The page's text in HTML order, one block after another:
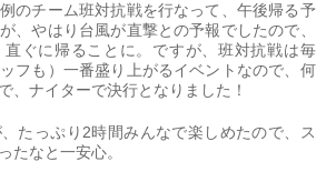
のチーム班対抗戦を行なって、午後帰る予
、やはり台風が直撃との予報でしたので、
ぐに帰ることに。ですが、班対抗戦は毎
フも）一番盛り上がるイベントなので、何
、ナイターで決行となりました！
たっぷり2時間みんなで楽しめたので、ス
たなと一安心。